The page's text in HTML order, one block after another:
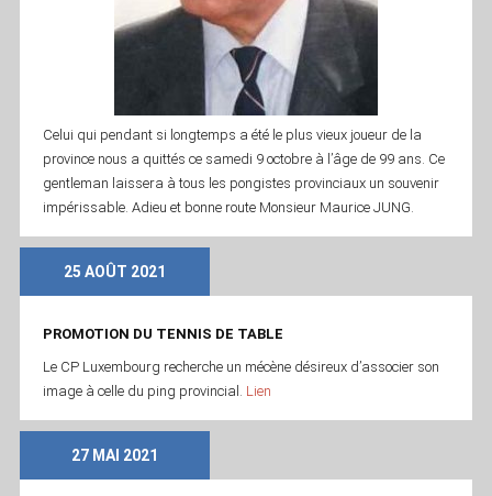
Celui qui pendant si longtemps a été le plus vieux joueur de la
province nous a quittés ce samedi 9 octobre à l’âge de 99 ans. Ce
gentleman laissera à tous les pongistes provinciaux un souvenir
impérissable. Adieu et bonne route Monsieur Maurice JUNG.
25 AOÛT 2021
PROMOTION DU TENNIS DE TABLE
Le CP Luxembourg recherche un mécène désireux d’associer son
image à celle du ping provincial. Lien
27 MAI 2021